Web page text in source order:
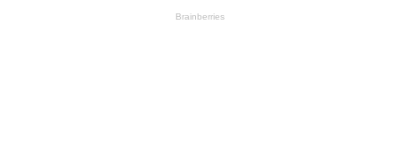
Brainberries